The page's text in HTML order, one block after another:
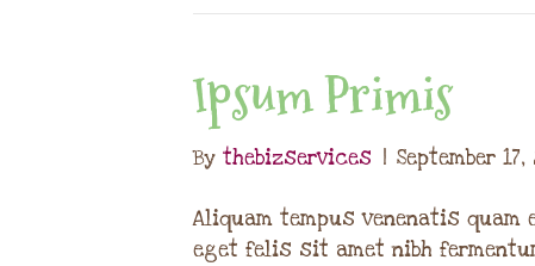
Ipsum Primis
By thebizservices | September 17,
Aliquam tempus venenatis
eget felis sit amet nibh